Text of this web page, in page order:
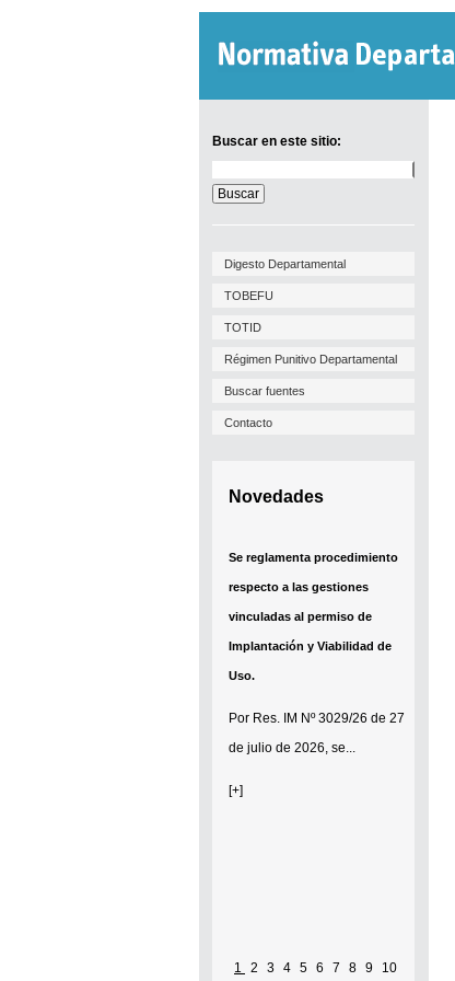
Buscar en este sitio:
en
este
sitio:
Digesto Departamental
TOBEFU
TOTID
Régimen Punitivo Departamental
Buscar fuentes
Contacto
Novedades
Se reglamenta procedimiento
respecto a las gestiones
vinculadas al permiso de
Implantación y Viabilidad de
Uso.
Por Res. IM Nº 3029/26 de 27
de julio de 2026, se...
[+]
1 2 3 4 5 6 7 8 9 10